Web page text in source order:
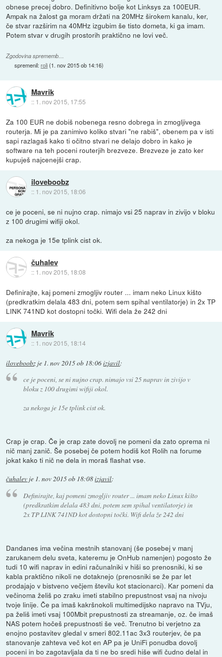
obnese precej dobro. Definitivno bolje kot Linksys za 100EUR.
Ampak na žalost ga moram držati na 20MHz širokem kanalu, ker,
če stvar razširim na 40MHz izgubim še tisto dometa, ki ga imam.
Potem stvar v drugih prostorih praktično ne lovi več.
Zgodovina sprememb…
spremenil:roli(1. nov 2015 ob 14:16)
Mavrik
:: 1. nov 2015, 17:55
Za 100 EUR ne dobiš nobenega resno dobrega in zmogljivega
routerja. Mi je pa zanimivo koliko stvari "ne rabiš", obenem pa v isti
sapi razlagaš kako ti očitno stvari ne delajo dobro in kako je
software na teh poceni routerjih brezveze. Brezveze je zato ker
kupuješ najcenejši crap.
iloveboobz
:: 1. nov 2015, 18:06
ce je poceni, se ni nujno crap. nimajo vsi 25 naprav in zivijo v bloku
z 100 drugimi wifiji okol.
za nekoga je 15e tplink cist ok.
čuhalev
:: 1. nov 2015, 18:08
Definirajte, kaj pomeni zmogljiv router ... imam neko Linux kišto
(predkratkim delala 483 dni, potem sem spihal ventilatorje) in 2x TP
LINK 741ND kot dostopni točki. Wifi dela že 242 dni
Mavrik
:: 1. nov 2015, 18:14
iloveboobz je 1. nov 2015 ob 18:06izjavil:
ce je poceni, se ni nujno crap. nimajo vsi 25 naprav in zivijo v
bloku z 100 drugimi wifiji okol.
za nekoga je 15e tplink cist ok.
Crap je crap. Če je crap zate dovolj ne pomeni da zato oprema ni
nič manj zanič. Še posebej če potem hodiš kot Rolih na forume
jokat kako ti nič ne dela in moraš flashat vse.
čuhalev je 1. nov 2015 ob 18:08izjavil:
Definirajte, kaj pomeni zmogljiv router ... imam neko Linux kišto
(predkratkim delala 483 dni, potem sem spihal ventilatorje) in
2x TP LINK 741ND kot dostopni točki. Wifi dela že 242 dni
Dandanes ima večina mestnih stanovanj (še posebej v manj
zarukanem delu sveta, kateremu je OnHub namenjen) pogosto že
tudi 10 wifi naprav in edini računalniki v hiši so prenosniki, ki se
kabla praktično nikoli ne dotaknejo (prenosniki se že par let
prodajajo v bistveno večjem številu kot stacionarci). Kar pomeni da
večinoma želiš po zraku imeti stabilno prepustnost vsaj na nivoju
tvoje linije. Če pa imaš kakršnokoli multimedijsko napravo na TVju,
pa želiš imeti vsaj 100Mbit prepustnosti za streamanje, oz. če imaš
NAS potem hočeš prepustnosti še več. Trenutno bi verjetno za
enojno postavitev gledal v smeri 802.11ac 3x3 routerjev, če pa
stanovanje zahteva več kot en AP pa je UniFi ponudba dovolj
poceni in bo zagotavljala da ti ne bo sredi hiše wifi čudno delal in